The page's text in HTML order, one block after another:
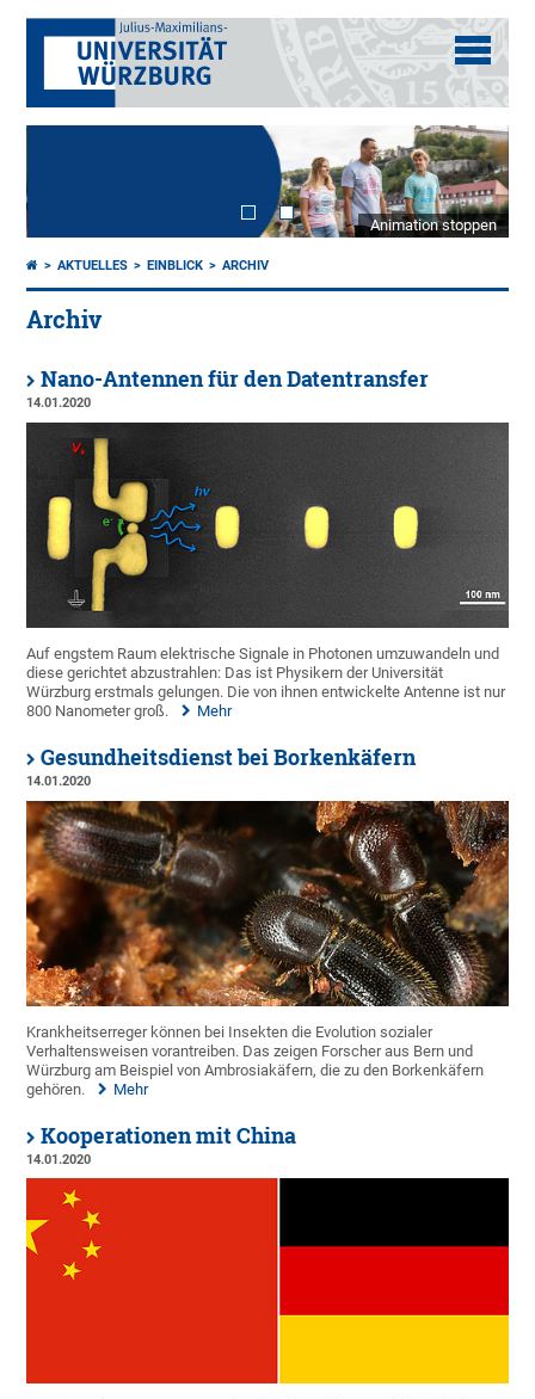
Animation stoppen
AKTUELLES EINBLICK ARCHIV
Archiv
Nano-Antennen für den Datentransfer
14.01.2020
Auf engstem Raum elektrische Signale in Photonen umzuwandeln und
diese gerichtet abzustrahlen: Das ist Physikern der Universität
Würzburg erstmals gelungen. Die von ihnen entwickelte Antenne ist nur
800 Nanometer groß.
Mehr
Gesundheitsdienst bei Borkenkäfern
14.01.2020
Krankheitserreger können bei Insekten die Evolution sozialer
Verhaltensweisen vorantreiben. Das zeigen Forscher aus Bern und
Würzburg am Beispiel von Ambrosiakäfern, die zu den Borkenkäfern
gehören.
Mehr
Kooperationen mit China
14.01.2020